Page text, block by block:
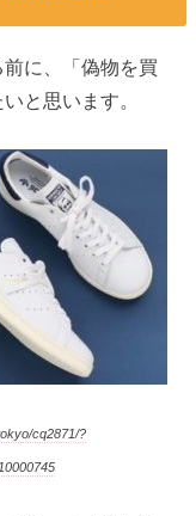
に、「偽物を買
と思います。
cq2871/?